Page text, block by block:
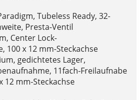
Tubeless Ready, 32-
Presta-Ventil
Center Lock-
100 x 12 mm-Steckachse
gedichtetes Lager,
11fach-Freilaufnabe
12 mm-Steckachse